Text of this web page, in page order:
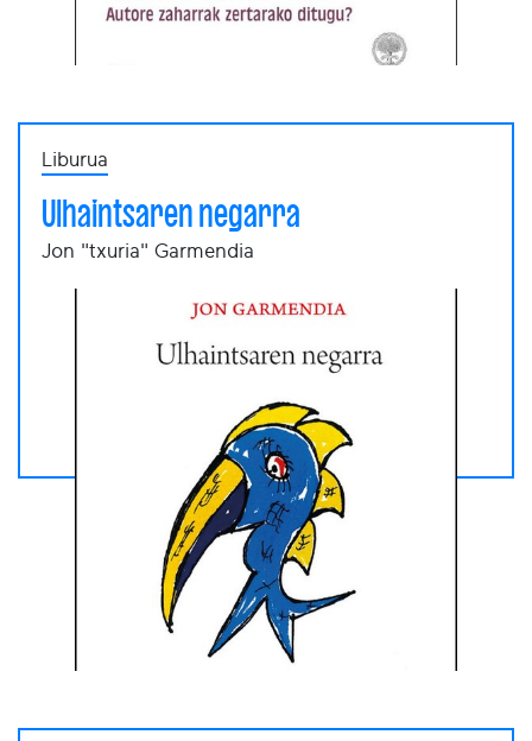
Liburua
Ulhaintsaren negarra
Jon "txuria" Garmendia